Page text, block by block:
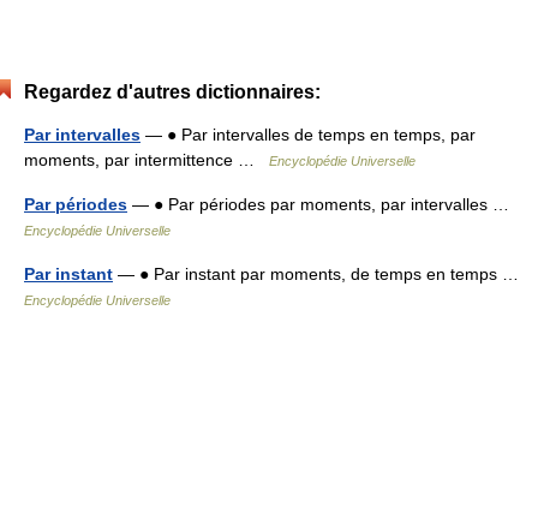
Regardez d'autres dictionnaires:
Par intervalles — ● Par intervalles de temps en temps, par
moments, par intermittence …
Encyclopédie Universelle
Par périodes — ● Par périodes par moments, par intervalles …
Encyclopédie Universelle
Par instant — ● Par instant par moments, de temps en temps …
Encyclopédie Universelle